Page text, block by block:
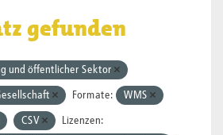
gefunden
und öffentlicher Sektor
Formate: WMS
CSV
Lizenzen: